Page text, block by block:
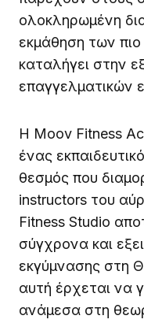
ολοκληρωμένη
εκμάθηση των
καταλήγει στην
επαγγελματικών
Η Moov Fitness
ένας
θεσμός που
instructors του
Fitness Studio
σύγχρονα και
εκγύμνασης στη
αυτή έρχεται να
ανάμεσα στη